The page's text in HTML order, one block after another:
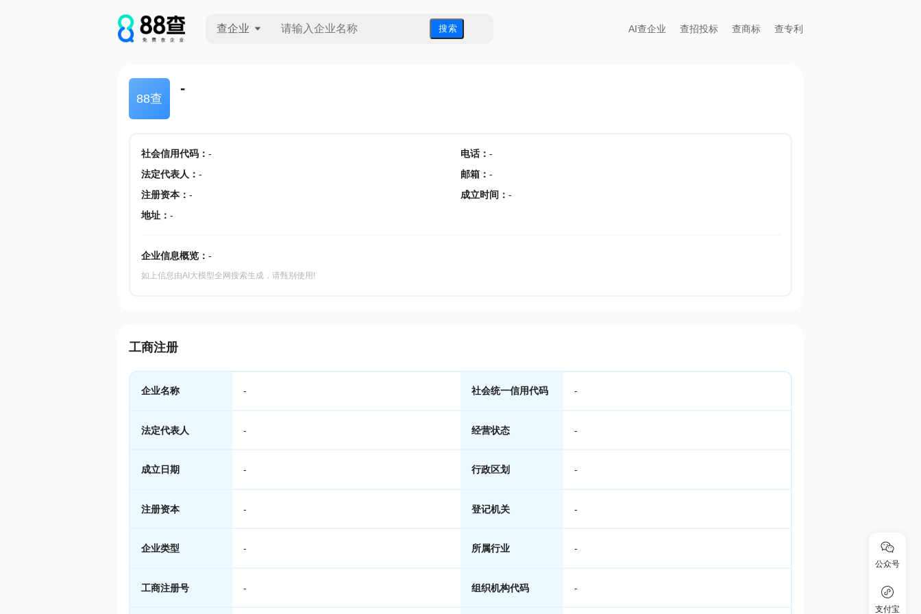
查企业 搜 索 AI查企业 查招投标 查商标 查专利
88查
-
社会信用代码： - 电话： -
法定代表人 ： - 邮箱 ： -
注册资本： - 成立时间 ： -
地址： -
企业信息概览： -
如上信息由AI大模型全网搜索生成，请甄别使用!
工商注册
企业名称 - 社会统一信用代码 -
法定代表人 - 经营状态 -
成立日期 - 行政区划 -
注册资本 - 登记机关 -
企业类型 - 所属行业 -
工商注册号 - 组织机构代码 -
公众号
支付宝